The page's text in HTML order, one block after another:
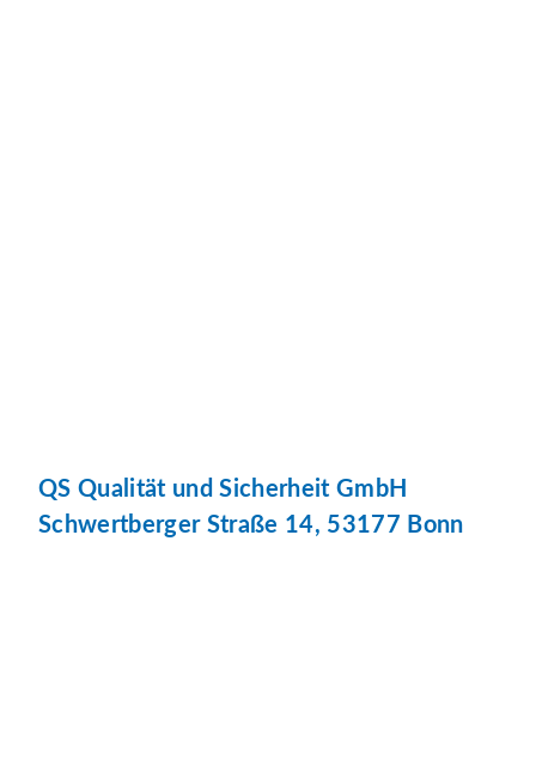
QS Qualität und Sicherheit GmbH
Schwertberger Straße 14, 53177 Bonn